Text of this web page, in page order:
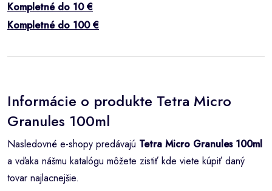
Kompletné do 10 €
Kompletné do 100 €
Informácie o produkte Tetra Micro
Granules 100ml
Nasledovné e-shopy predávajú Tetra Micro Granules 100ml
a vďaka nášmu katalógu môžete zistiť kde viete kúpiť daný
tovar najlacnejšie.